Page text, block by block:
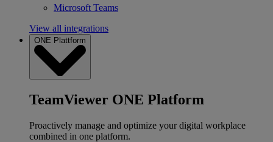
Microsoft Teams
View all integrations
ONE Plattform
TeamViewer ONE Platform
Proactively manage and optimize your digital workplace
combined in one platform.